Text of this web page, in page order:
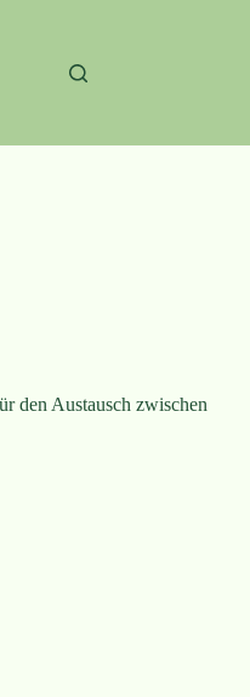
den Austausch zwischen